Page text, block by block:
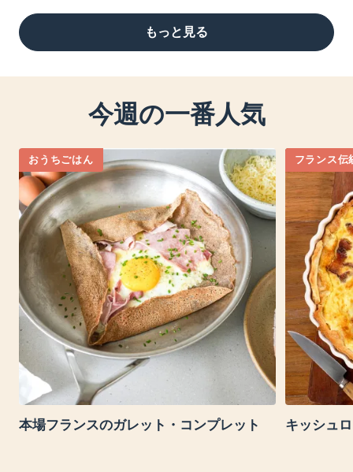
もっと見る
今週の一番人気
おうちごはん
本場フランスのガレット・コンプレット
フランス伝
キッシュ